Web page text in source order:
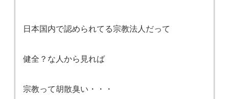
日本国内で認められてる宗教法人だって
健全？な人から見れば
宗教って胡散臭い・・・